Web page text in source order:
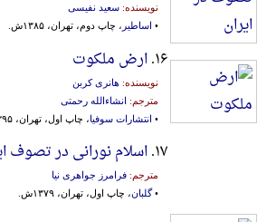
نویسنده: سعید نفیسی
• اساطیر ، چاپ دوم، تهران، ۱۳۸۵ش.
۱۶. ارض ملکوت
نویسنده: هانری کربن
مترجم: انشاءالله رحمتی
• انتشارات سوفیا، چاپ اول، تهران، ۱۳۹۵ش.، محقق:
۱۷. اسلام نورانی در تصوف
مترجم: فرامرز جواهری نیا
•گلبان، چاپ اول، تهران، ۱۳۷۹ش.